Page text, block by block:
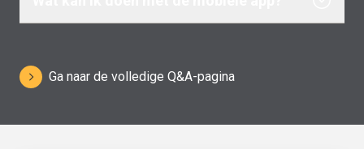
Ga naar de volledige Q&A-pagina